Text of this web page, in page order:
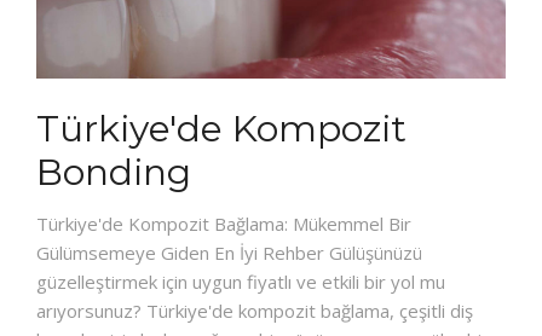
Türkiye'de Kompozit
Bonding
Türkiye'de Kompozit Bağlama: Mükemmel Bir
Gülümsemeye Giden En İyi Rehber Gülüşünüzü
güzelleştirmek için uygun fiyatlı ve etkili bir yol mu
arıyorsunuz? Türkiye'de kompozit bağlama, çeşitli diş